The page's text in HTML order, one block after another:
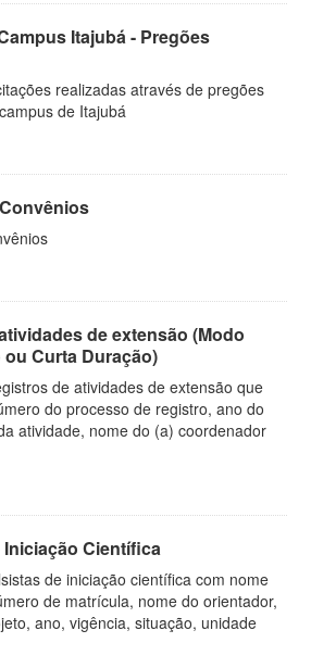
Itajubá - Pregões
realizadas através de pregões
de Itajubá
de extensão (Modo
Curta Duração)
de atividades de extensão que
do processo de registro, ano do
atividade, nome do (a) coordenador
Científica
de iniciação científica com nome
de matrícula, nome do orientador,
ano, vigência, situação, unidade